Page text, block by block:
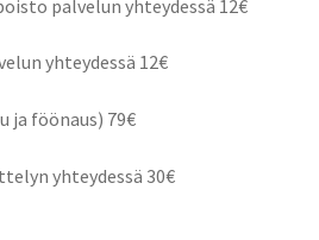
palvelun yhteydessä 12€
yhteydessä 12€
ja föönaus) 79€
yhteydessä 30€